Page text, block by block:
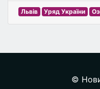
Львів Уряд України
©